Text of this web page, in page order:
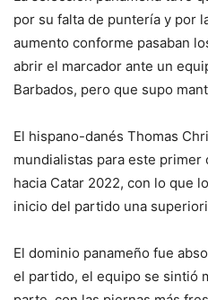
por su falta de puntería y por
aumento conforme pasaban
abrir el marcador ante un
Barbados, pero que supo
El hispano-danés Thomas
mundialistas para este primer
hacia Catar 2022, con lo que
inicio del partido una
El dominio panameño fue
el partido, el equipo se sintió